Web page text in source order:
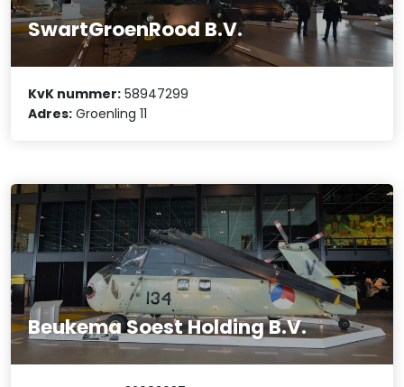
SwartGroenRood B.V.
KvK nummer: 58947299
Adres: Groenling 11
Beukema Soest Holding B.V.